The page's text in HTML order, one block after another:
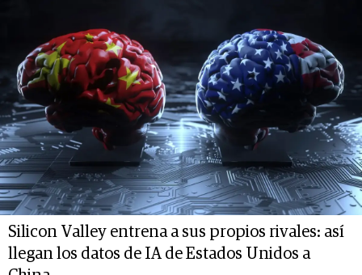
Silicon Valley entrena a sus propios rivales: así
llegan los datos de IA de Estados Unidos a